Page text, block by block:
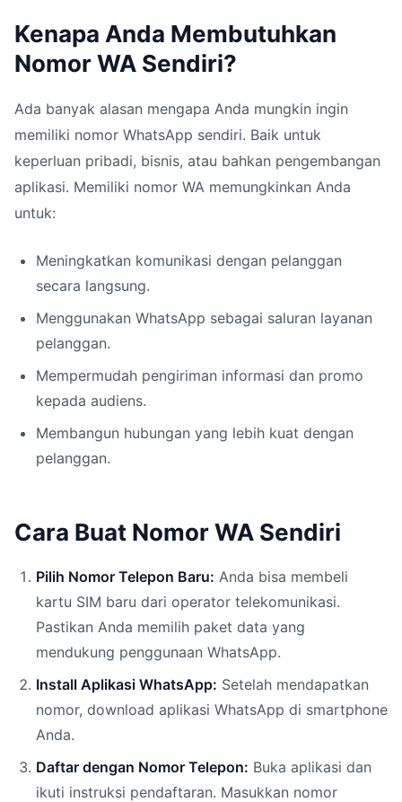
Kenapa Anda Membutuhkan
Nomor WA Sendiri?
Ada banyak alasan mengapa Anda mungkin ingin
memiliki nomor WhatsApp sendiri. Baik untuk
keperluan pribadi, bisnis, atau bahkan pengembangan
aplikasi. Memiliki nomor WA memungkinkan Anda
untuk:
Meningkatkan komunikasi dengan pelanggan
secara langsung.
Menggunakan WhatsApp sebagai saluran layanan
pelanggan.
Mempermudah pengiriman informasi dan promo
kepada audiens.
Membangun hubungan yang lebih kuat dengan
pelanggan.
Cara Buat Nomor WA Sendiri
Pilih Nomor Telepon Baru: Anda bisa membeli
kartu SIM baru dari operator telekomunikasi.
Pastikan Anda memilih paket data yang
mendukung penggunaan WhatsApp.
Install Aplikasi WhatsApp: Setelah mendapatkan
nomor, download aplikasi WhatsApp di smartphone
Anda.
Daftar dengan Nomor Telepon: Buka aplikasi dan
ikuti instruksi pendaftaran. Masukkan nomor